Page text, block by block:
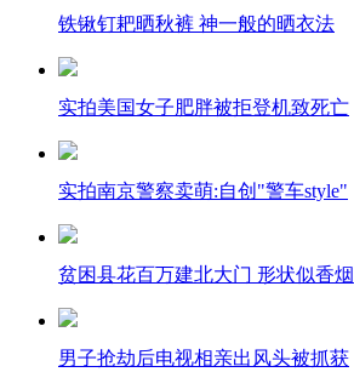
铁锹钉耙晒秋裤 神一般的晒衣法
实拍美国女子肥胖被拒登机致死亡
实拍南京警察卖萌:自创"警车style"
贫困县花百万建北大门 形状似香烟
男子抢劫后电视相亲出风头被抓获